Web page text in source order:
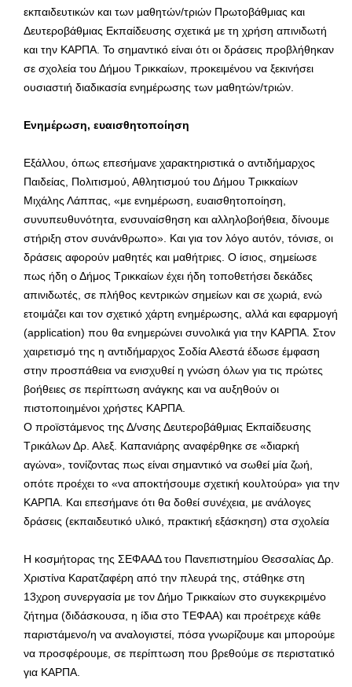
εκπαιδευτικών και των μαθητών/τριών Πρωτοβάθμιας και
Δευτεροβάθμιας Εκπαίδευσης σχετικά με τη χρήση απινιδωτή
και την ΚΑΡΠΑ. Το σημαντικό είναι ότι οι δράσεις προβλήθηκαν
σε σχολεία του Δήμου Τρικκαίων, προκειμένου να ξεκινήσει
ουσιαστιή διαδικασία ενημέρωσης των μαθητών/τριών.
Ενημέρωση, ευαισθητοποίηση
Εξάλλου, όπως επεσήμανε χαρακτηριστικά ο αντιδήμαρχος
Παιδείας, Πολιτισμού, Αθλητισμού του Δήμου Τρικκαίων
Μιχάλης Λάππας, «με ενημέρωση, ευαισθητοποίηση,
συνυπευθυνότητα, ενσυναίσθηση και αλληλοβοήθεια, δίνουμε
στήριξη στον συνάνθρωπο». Και για τον λόγο αυτόν, τόνισε, οι
δράσεις αφορούν μαθητές και μαθήτριες. Ο ίσιος, σημείωσε
πως ήδη ο Δήμος Τρικκαίων έχει ήδη τοποθετήσει δεκάδες
απινιδωτές, σε πλήθος κεντρικών σημείων και σε χωριά, ενώ
ετοιμάζει και τον σχετικό χάρτη ενημέρωσης, αλλά και εφαρμογή
(application) που θα ενημερώνει συνολικά για την ΚΑΡΠΑ. Στον
χαιρετισμό της η αντιδήμαρχος Σοδία Αλεστά έδωσε έμφαση
στην προσπάθεια να ενισχυθεί η γνώση όλων για τις πρώτες
βοήθειες σε περίπτωση ανάγκης και να αυξηθούν οι
πιστοποιημένοι χρήστες ΚΑΡΠΑ.
Ο προϊστάμενος της Δ/νσης Δευτεροβάθμιας Εκπαίδευσης
Τρικάλων Δρ. Αλεξ. Καπανιάρης αναφέρθηκε σε «διαρκή
αγώνα», τονίζοντας πως είναι σημαντικό να σωθεί μία ζωή,
οπότε προέχει το «να αποκτήσουμε σχετική κουλτούρα» για την
ΚΑΡΠΑ. Και επεσήμανε ότι θα δοθεί συνέχεια, με ανάλογες
δράσεις (εκπαιδευτικό υλικό, πρακτική εξάσκηση) στα σχολεία
Η κοσμήτορας της ΣΕΦΑΑΔ του Πανεπιστημίου Θεσσαλίας Δρ.
Χριστίνα Καρατζαφέρη από την πλευρά της, στάθηκε στη
13χροη συνεργασία με τον Δήμο Τρικκαίων στο συγκεκριμένο
ζήτημα (διδάσκουσα, η ίδια στο ΤΕΦΑΑ) και προέτρεχε κάθε
παριστάμενο/η να αναλογιστεί, πόσα γνωρίζουμε και μπορούμε
να προσφέρουμε, σε περίπτωση που βρεθούμε σε περιστατικό
για ΚΑΡΠΑ.